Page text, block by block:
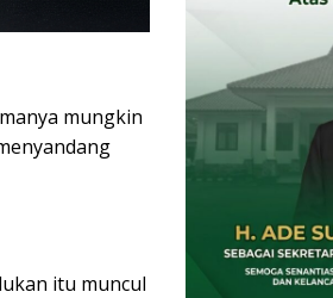
mungkin
itu muncul